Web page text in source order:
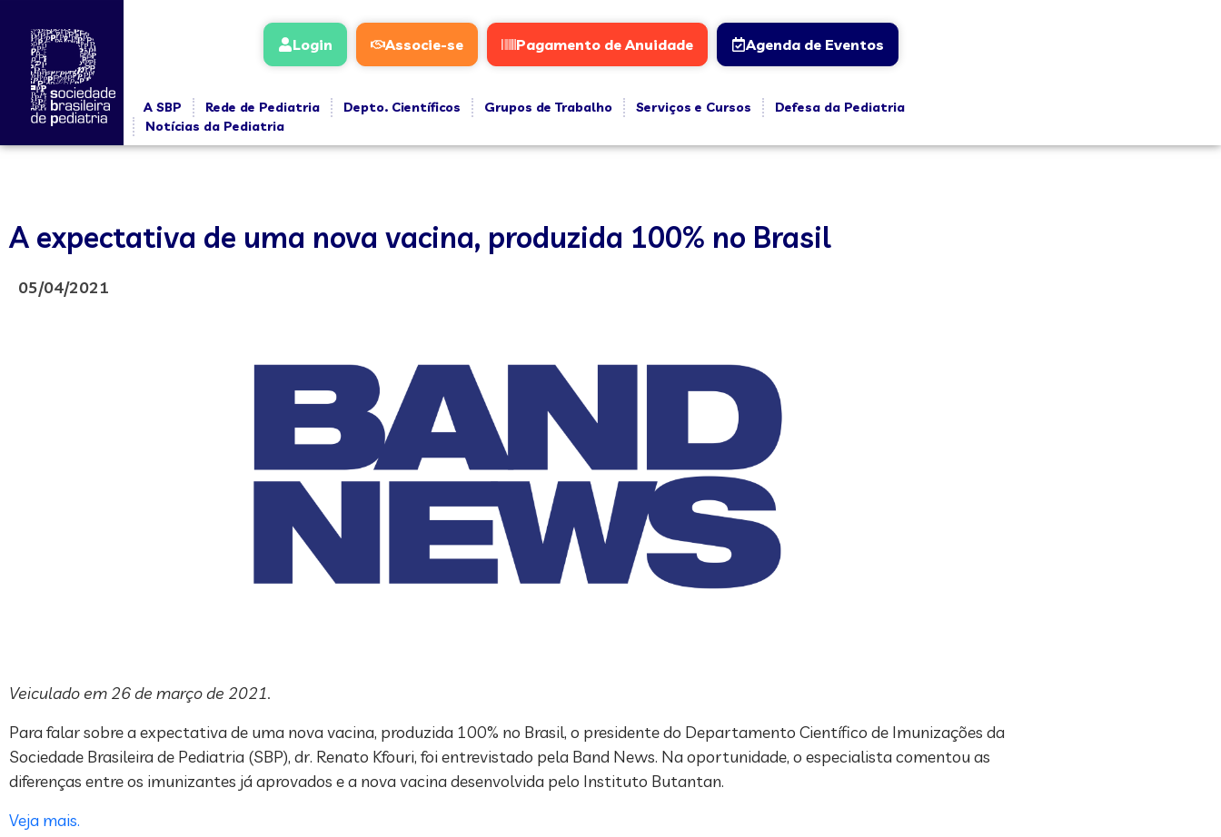
Login Associe-se Pagamento de Anuidade Agenda de Eventos
A SBP Rede de Pediatria Depto. Científicos Grupos de Trabalho Serviços e Cursos
Defesa da Pediatria
Notícias da Pediatria
A expectativa de uma nova vacina, produzida 100% no Brasil
05/04/2021
Veiculado em 26 de março de 2021.
Para falar sobre a expectativa de uma nova vacina, produzida 100% no Brasil, o presidente do Departamento Científico de Imunizações da
Sociedade Brasileira de Pediatria (SBP), dr. Renato Kfouri, foi entrevistado pela Band News. Na oportunidade, o especialista comentou as
diferenças entre os imunizantes já aprovados e a nova vacina desenvolvida pelo Instituto Butantan.
Veja mais.